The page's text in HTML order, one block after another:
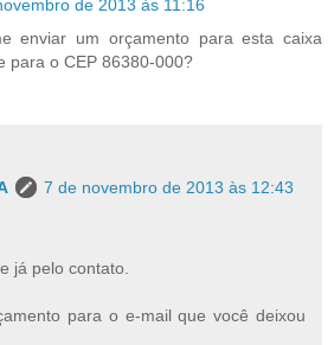
de 2013 às 11:16
enviar um orçamento para esta caixa
para o CEP 86380-000?
7 de novembro de 2013 às 12:43
já pelo contato.
para o e-mail que você deixou